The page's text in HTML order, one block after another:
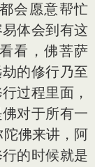
会愿意帮忙
体会到有这
看，佛菩萨
的修行乃至
过程里面，
对于所有一
佛来讲，阿
的时候就是